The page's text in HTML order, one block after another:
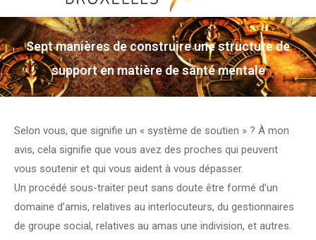
Sept manières de construire une structure de
support en matière de santé mentale
Vous êtes ici :
Selon vous, que signifie un « système de soutien » ? À mon
avis, cela signifie que vous avez des proches qui peuvent
vous soutenir et qui vous aident à vous dépasser.
Un procédé sous-traiter peut sans doute être formé d’un
domaine d’amis, relatives au interlocuteurs, du gestionnaires
de groupe social, relatives au amas une indivision, et autres.